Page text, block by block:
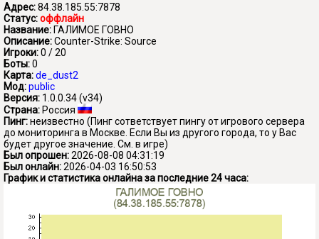
Адрес:84.38.185.55:7878
Статус:оффлайн
Название: ГАЛИМОЕ ГОВНО
Описание:Counter-Strike: Source
Игроки:0 / 20
Боты:0
Карта:de_dust2
Мод:public
Версия: 1.0.0.34 (v34)
Страна: Россия
Пинг:неизвестно (Пинг сответствует пингу от игрового сервера
до мониторинга в Москве. Если Вы из другого города, то у Вас
будет другое значение. См. в игре)
Был опрошен:2026-08-08 04:31:19
Был онлайн:2026-04-03 16:50:53
График и статистика онлайна за последние 24 часа: